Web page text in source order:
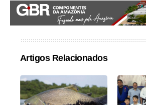
Artigos Relacionados